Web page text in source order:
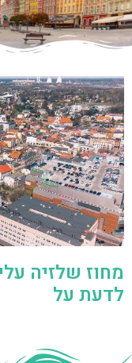
מחוז שלזיה
לדעת על